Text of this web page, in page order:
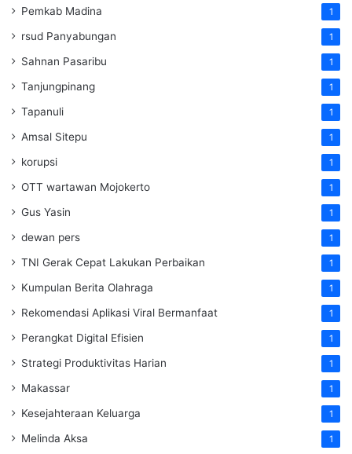
Pemkab Madina 1
rsud Panyabungan 1
Sahnan Pasaribu 1
Tanjungpinang 1
Tapanuli 1
Amsal Sitepu 1
korupsi 1
OTT wartawan Mojokerto 1
Gus Yasin 1
dewan pers 1
TNI Gerak Cepat Lakukan Perbaikan 1
Kumpulan Berita Olahraga 1
Rekomendasi Aplikasi Viral Bermanfaat 1
Perangkat Digital Efisien 1
Strategi Produktivitas Harian 1
Makassar 1
Kesejahteraan Keluarga 1
Melinda Aksa 1